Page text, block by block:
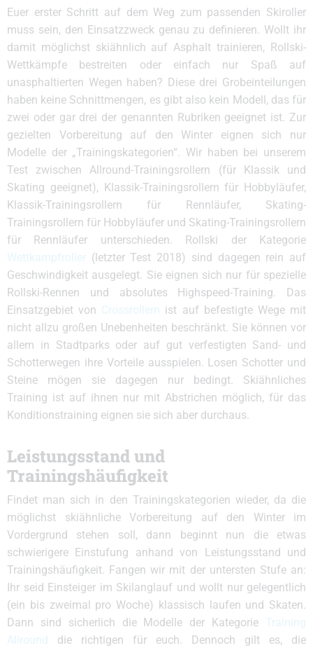
Euer erster Schritt auf dem Weg zum passenden Skiroller
muss sein, den Einsatzzweck genau zu definieren. Wollt ihr
damit möglichst skiähnlich auf Asphalt trainieren, Rollski-
Wettkämpfe bestreiten oder einfach nur Spaß auf
unasphaltierten Wegen haben? Diese drei Grobeinteilungen
haben keine Schnittmengen, es gibt also kein Modell, das für
zwei oder gar drei der genannten Rubriken geeignet ist. Zur
gezielten Vorbereitung auf den Winter eignen sich nur
Modelle der „Trainingskategorien“. Wir haben bei unserem
Test zwischen Allround-Trainingsrollern (für Klassik und
Skating geeignet), Klassik-Trainingsrollern für Hobbyläufer,
Klassik-Trainingsrollern für Rennläufer, Skating-
Trainingsrollern für Hobbyläufer und Skating-Trainingsrollern
für Rennläufer unterschieden. Rollski der Kategorie
Wettkampfroller (letzter Test 2018) sind dagegen rein auf
Geschwindigkeit ausgelegt. Sie eignen sich nur für spezielle
Rollski-Rennen und absolutes Highspeed-Training. Das
Einsatzgebiet von Crossrollern ist auf befestigte Wege mit
nicht allzu großen Unebenheiten beschränkt. Sie können vor
allem in Stadtparks oder auf gut verfestigten Sand- und
Schotterwegen ihre Vorteile ausspielen. Losen Schotter und
Steine mögen sie dagegen nur bedingt. Skiähnliches
Training ist auf ihnen nur mit Abstrichen möglich, für das
Konditionstraining eignen sie sich aber durchaus.
Leistungsstand und
Trainingshäufigkeit
Findet man sich in den Trainingskategorien wieder, da die
möglichst skiähnliche Vorbereitung auf den Winter im
Vordergrund stehen soll, dann beginnt nun die etwas
schwierigere Einstufung anhand von Leistungsstand und
Trainingshäufigkeit. Fangen wir mit der untersten Stufe an:
Ihr seid Einsteiger im Skilanglauf und wollt nur gelegentlich
(ein bis zweimal pro Woche) klassisch laufen und Skaten.
Dann sind sicherlich die Modelle der Kategorie Training
Allround die richtigen für euch. Dennoch gilt es, die